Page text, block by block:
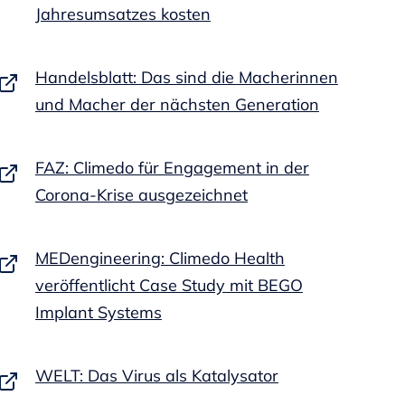
Jahresumsatzes kosten
Handelsblatt: Das sind die Macherinnen
und Macher der nächsten Generation
FAZ: Climedo für Engagement in der
Corona-Krise ausgezeichnet
MEDengineering: Climedo Health
veröffentlicht Case Study mit BEGO
Implant Systems
WELT: Das Virus als Katalysator